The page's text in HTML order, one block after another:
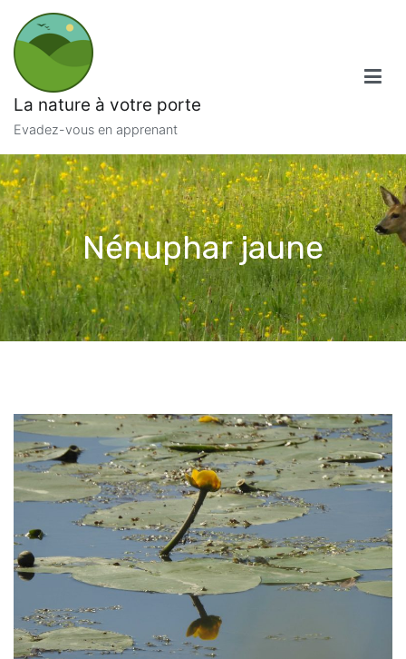
contenu
La nature à votre porte
Evadez-vous en apprenant
Nénuphar jaune